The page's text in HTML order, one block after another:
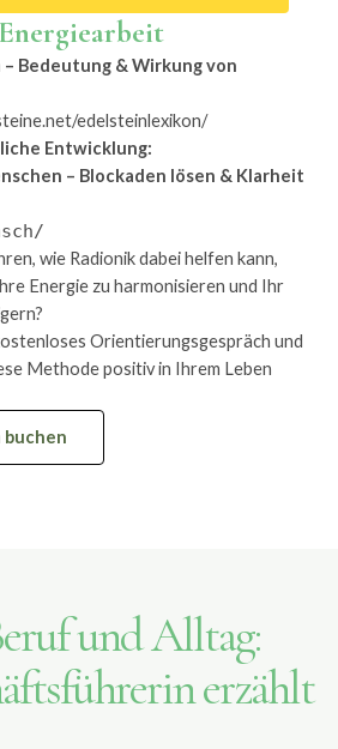
Bedeutung & Wirkung von
edelsteinlexikon/
Entwicklung:
– Blockaden lösen & Klarheit
wie Radionik dabei helfen kann,
Energie zu harmonisieren und Ihr
Orientierungsgespräch und
Methode positiv in Ihrem Leben
buchen
und Alltag:
erzählt